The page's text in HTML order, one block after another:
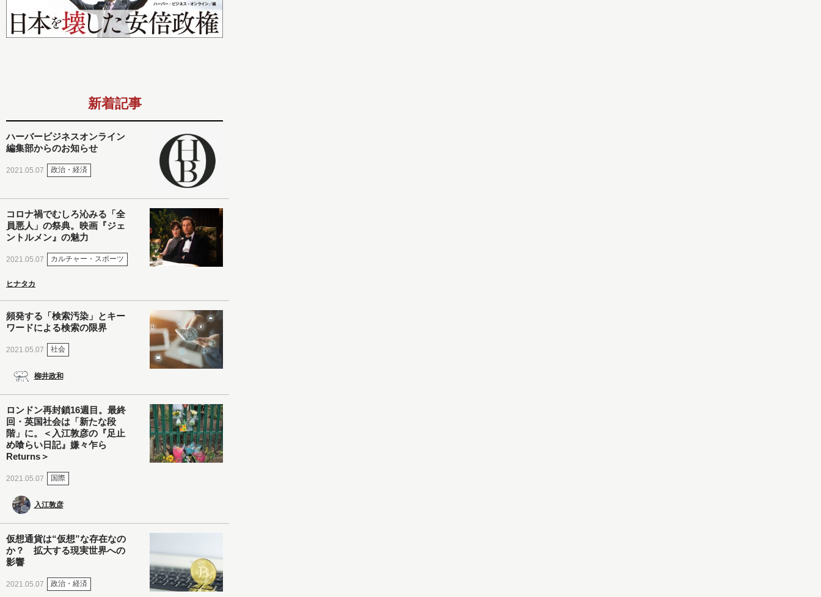
新着記事
ハーバービジネスオンライン
編集部からのお知らせ
2021.05.07 政治・経済
コロナ禍でむしろ沁みる「全
員悪人」の祭典。映画『ジェ
ントルメン』の魅力
2021.05.07 カルチャー・スポーツ
ヒナタカ
頻発する「検索汚染」とキー
ワードによる検索の限界
2021.05.07 社会
柳井政和
ロンドン再封鎖16週目。最終
回・英国社会は「新たな段
階」に。＜入江敦彦の『足止
め喰らい日記』嫌々乍ら
Returns＞
2021.05.07 国際
入江敦彦
仮想通貨は“仮想”な存在なの
か？ 拡大する現実世界への
影響
2021.05.07 政治・経済